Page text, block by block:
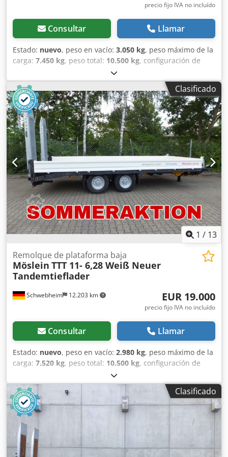
!, Más detalles en: ! Crsdpfxeztfaye Ahlofprecio fijo IVA no incluído
Consultar Llamar
Estado: nuevo, peso en vacío: 3.050 kg, peso máximo de la
carga: 7.450 kg, peso total: 10.500 kg, configuración de
, longitud del espacio de carga:
anchura del espacio de carga:2.470 mm, amortiguación:
acero, tamaño del neumático:235 / 75 R 17,5, distancia
entre ejes:990 mm, color:otro, tipo de engranaje:otro,
tamaño del neumático delantero:235 / 75 R 17,5, tamaño
del neumático trasero:235 / 75 R 17,5, cabina del
conductor:otro, clase de emisión:ninguno, combustible:
biodiésel , Equipamiento:ABS, freno de aire comprimido,
acceso frontal para carga pasante, altura de carga
cargado: 880 mm, laterales de 400 mm, 16 anillas de
amarre, estacas insertables, plataforma de carga trasera
biselada, cada rampa aprox. 2.400 mm x 520 mm, rampas
con rejilla galvanizada, también disponible con longitud de
plataforma de 5.200 mm o 6.200 mm. Sujetos a errores
tipográficos, omisiones y cambios. Imágenes de muestra.
Más datos en: !, Más detalles en: ! Crjdpfx Aoztfatehlef
Clasificado
1 / 13
Schwebheim 12.203 km
Remolque de plataforma baja
Möslein TTT 11- 6,28 Weiß Neuer
Tandemtieflader
EUR 19.000
precio fijo IVA no incluído
Consultar Llamar
Estado: nuevo, peso en vacío: 2.980 kg, peso máximo de la
carga: 7.520 kg, peso total: 10.500 kg, configuración de
, longitud del espacio de carga:
anchura del espacio de carga:2.480 mm, amortiguación:
acero, tamaño del neumático: 245 / 70 R 17,5 , distancia
entre ejes:990 mm, color:otro, tipo de engranaje:otro,
tamaño del neumático delantero:
del neumático trasero:
conductor:
biodiésel, Equipamiento:ABS, freno de aire comprimido,
Clasificado